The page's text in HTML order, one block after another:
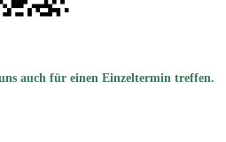
auch für einen Einzeltermin treffen.